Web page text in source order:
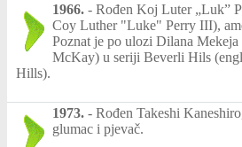
1966. - Rođen Koj Luter „Luk”
Coy Luther "Luke" Perry III),
Poznat je po ulozi Dilana
McKay) u seriji Beverli Hils
Hills).
1973. - Rođen Takeshi
glumac i pjevač.